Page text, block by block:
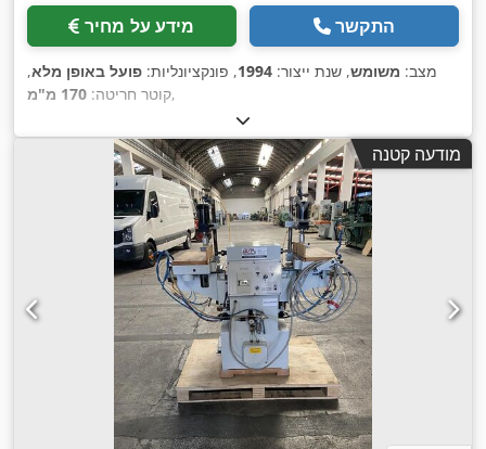
מידע על מחיר התקשר
מצב: משומש, שנת ייצור: 1994, פונקציונליות: פועל באופן מלא,
קוטר חריטה: 170 מ"מ ,
מודעה קטנה